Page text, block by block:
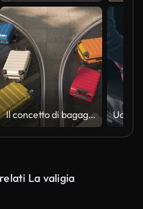
Il concetto di bagaglio smarrito in aeroporto. Loop
La valigia